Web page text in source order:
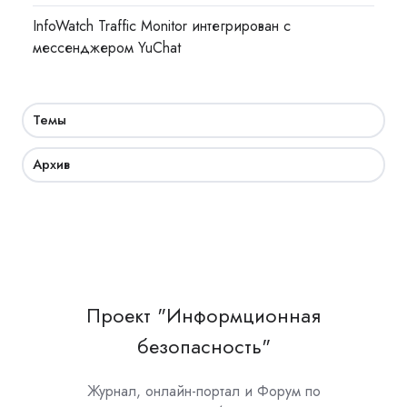
InfoWatch Traffic Monitor интегрирован с
мессенджером YuChat
Темы
Архив
Проект "Информционная
безопасность"
Журнал, онлайн-портал и Форум по